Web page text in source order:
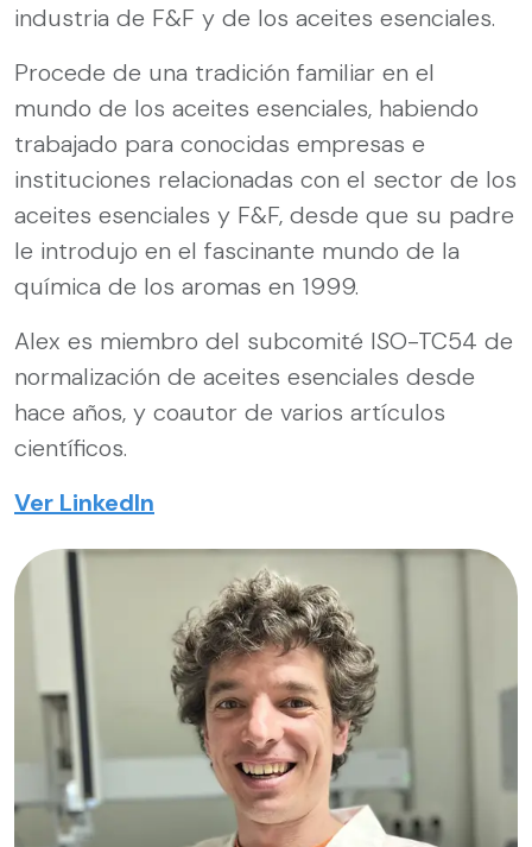
industria de F&F y de los aceites esenciales.
Procede de una tradición familiar en el
mundo de los aceites esenciales, habiendo
trabajado para conocidas empresas e
instituciones relacionadas con el sector de los
aceites esenciales y F&F, desde que su padre
le introdujo en el fascinante mundo de la
química de los aromas en 1999.
Alex es miembro del subcomité ISO-TC54 de
normalización de aceites esenciales desde
hace años, y coautor de varios artículos
científicos.
Ver LinkedIn